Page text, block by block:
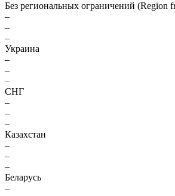
Без региональных ограничений (Region
–
–
–
Украина
–
–
–
СНГ
–
–
–
Казахстан
–
–
–
Беларусь
–